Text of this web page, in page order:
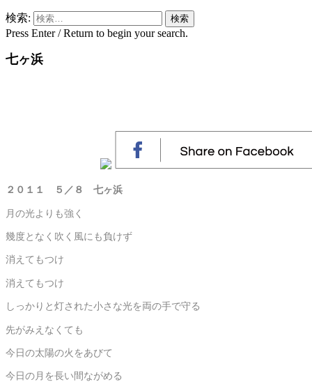
検索:
Press Enter / Return to begin your search.
七ヶ浜
２０１１ ５／８ 七ヶ浜
月の光よりも強く
幾度となく吹く風にも負けず
消えてもつけ
消えてもつけ
しっかりと灯された小さな光を両の手で守る
先がみえなくても
今日の太陽の火をあびて
今日の月を長い間ながめる